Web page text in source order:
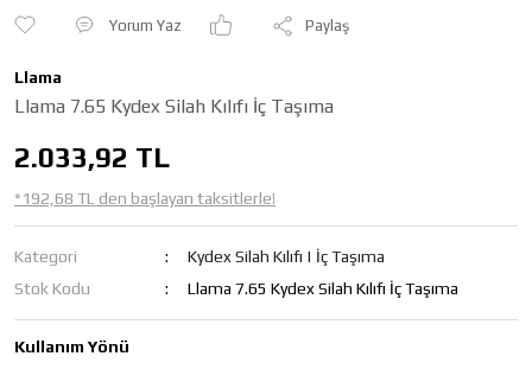
Yorum Yaz Paylaş
Llama
Llama 7.65 Kydex Silah Kılıfı İç Taşıma
2.033,92 TL
*192,68 TL den başlayan taksitlerle!
Kategori
Kydex Silah Kılıfı | İç Taşıma
Stok Kodu
Llama 7.65 Kydex Silah Kılıfı İç Taşıma
Kullanım Yönü